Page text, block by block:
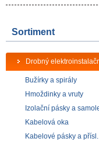
Sortiment
Drobný
Bužírky a spirály
Hmoždinky a vruty
Izolační pásky a
Kabelová oka
Kabelové pásky a přísl.